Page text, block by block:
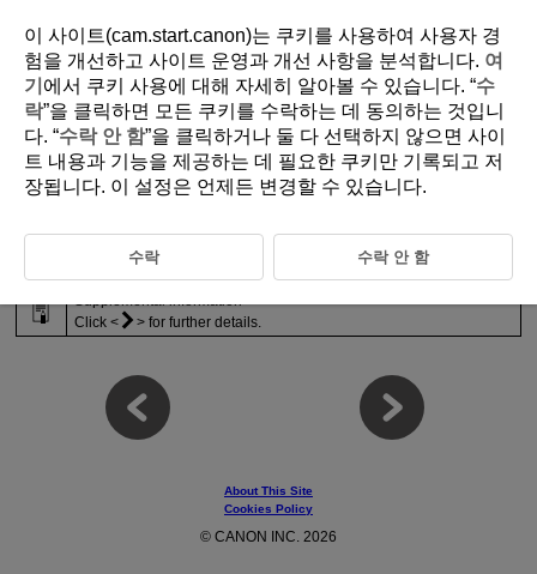
D348-003
Icons in This Guide
Warnings and precautions
Click
for further details.
About This Site
Cookies Policy
© CANON INC. 2026
이 사이트(cam.start.canon)는 쿠키를 사용하여 사용자 경
험을 개선하고 사이트 운영과 개선 사항을 분석합니다. 여
기 에서 쿠키 사용에 대해 자세히 알아볼 수 있습니다. “수
락”을 클릭하면 모든 쿠키를 수락하는 데 동의하는 것입니
다. “수락 안 함”을 클릭하거나 둘 다 선택하지 않으면 사이
트 내용과 기능을 제공하는 데 필요한 쿠키만 기록되고 저
장됩니다. 이 설정은 언제든 변경할 수 있습니다.
수락 수락 안 함